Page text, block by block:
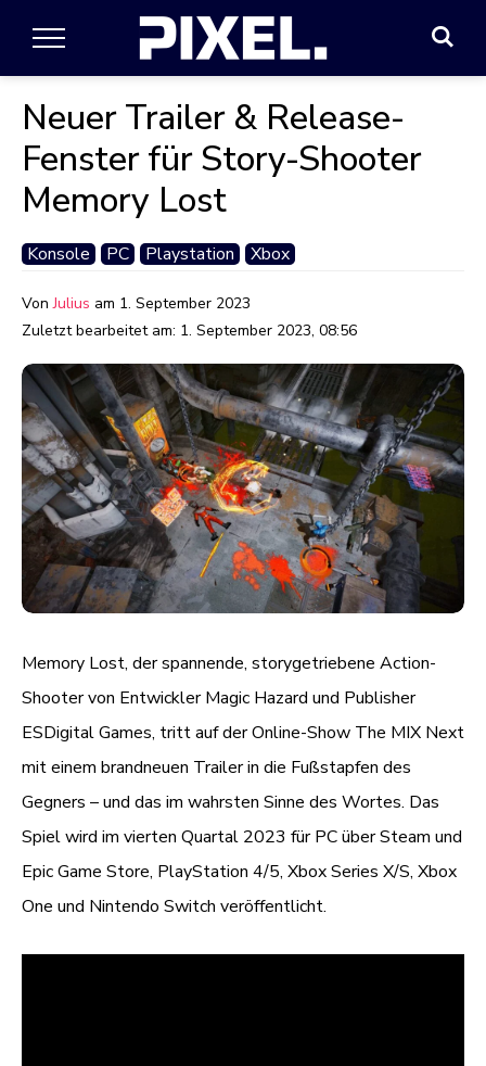
Neuer Trailer & Release-
Fenster für Story-Shooter
Memory Lost
Konsole PC Playstation Xbox
VonJulius am 1. September 2023
Zuletzt bearbeitet am: 1. September 2023, 08:56
Memory Lost, der spannende, storygetriebene Action-
Shooter von Entwickler Magic Hazard und Publisher
ESDigital Games, tritt auf der Online-Show The MIX Next
mit einem brandneuen Trailer in die Fußstapfen des
Gegners – und das im wahrsten Sinne des Wortes. Das
Spiel wird im vierten Quartal 2023 für PC über Steam und
Epic Game Store, PlayStation 4/5, Xbox Series X/S, Xbox
One und Nintendo Switch veröffentlicht.